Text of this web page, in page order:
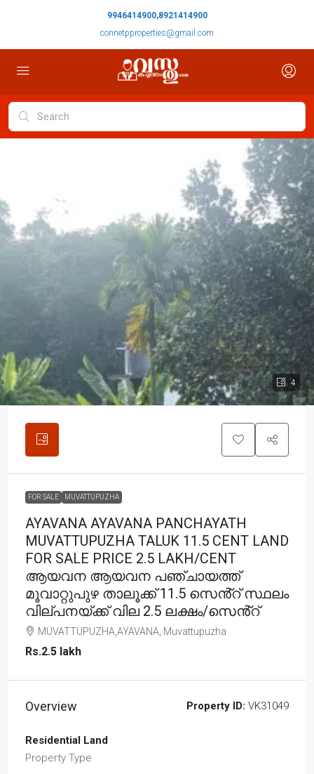
9946414900,8921414900
connetpproperties@gmail.com
4
FOR SALE MUVATTUPUZHA
AYAVANA AYAVANA PANCHAYATH
MUVATTUPUZHA TALUK 11.5 CENT LAND
FOR SALE PRICE 2.5 LAKH/CENT
ആയവന ആയവന പഞ്ചായത്ത്
മൂവാറ്റുപുഴ താലൂക്ക് 11.5 സെൻ്റ് സ്ഥലം
വില്പനയ്ക്ക് വില 2.5 ലക്ഷം/സെൻ്റ്
MUVATTUPUZHA,AYAVANA, Muvattupuzha
Rs.2.5 lakh
Overview Property ID: VK31049
Residential Land
Property Type